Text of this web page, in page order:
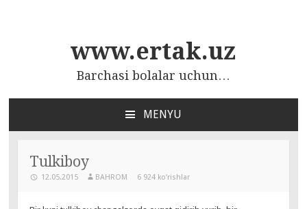
www.ertak.uz
Barchasi bolalar uchun…
MENYU
СОДЕРЖАНИЮ
Tulkiboy
12.05.2015 BAHROM 6 924 ko‘rishlar